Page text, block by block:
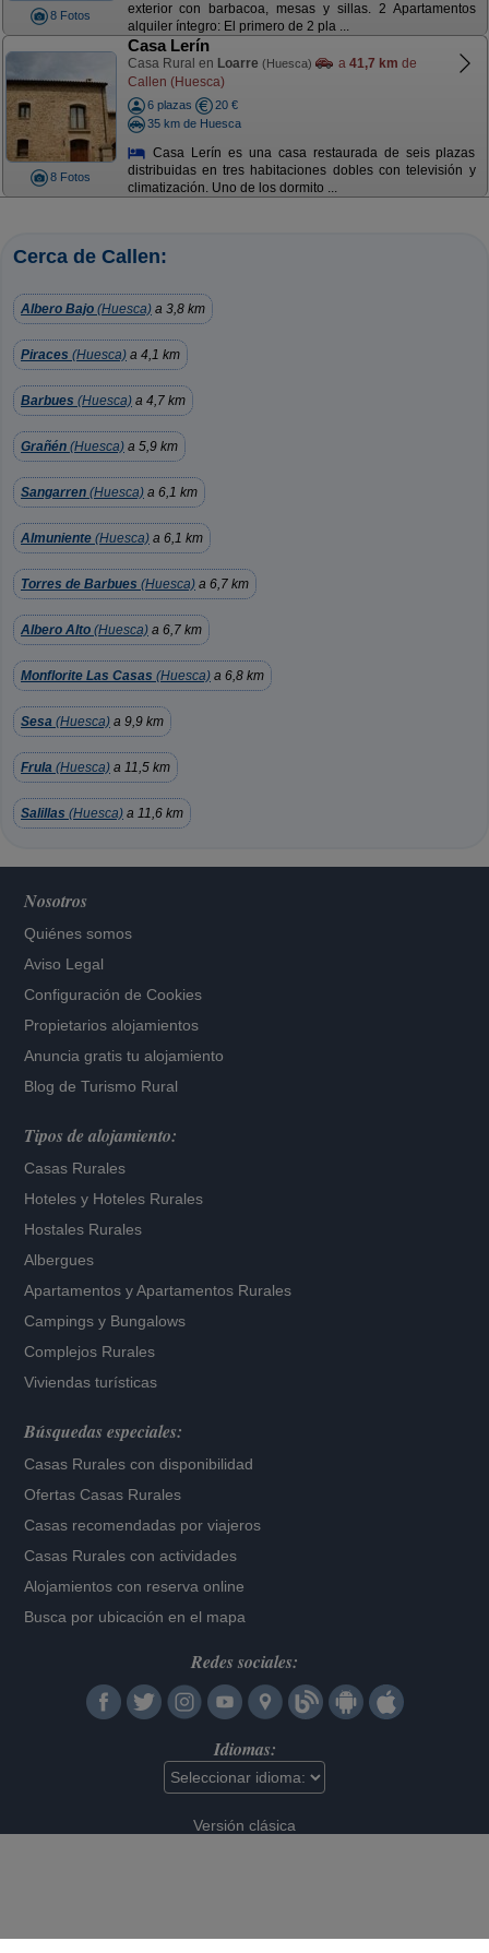
8 Fotos
exterior con barbacoa, mesas y sillas. 2 Apartamentos
alquiler íntegro: El primero de 2 pla ...
8 Fotos
Casa Lerín
Casa Rural en Loarre (Huesca) a 41,7 km de
Callen (Huesca)
6 plazas
20 €
35 km de Huesca
Casa Lerín es una casa restaurada de seis plazas
distribuidas en tres habitaciones dobles con televisión y
climatización. Uno de los dormito ...
Cerca de Callen:
Albero Bajo (Huesca) a 3,8 km
Piraces (Huesca) a 4,1 km
Barbues (Huesca) a 4,7 km
Grañén (Huesca) a 5,9 km
Sangarren (Huesca) a 6,1 km
Almuniente (Huesca) a 6,1 km
Torres de Barbues (Huesca) a 6,7 km
Albero Alto (Huesca) a 6,7 km
Monflorite Las Casas (Huesca) a 6,8 km
Sesa (Huesca) a 9,9 km
Frula (Huesca) a 11,5 km
Salillas (Huesca) a 11,6 km
Nosotros
Quiénes somos
Aviso Legal
Configuración de Cookies
Propietarios alojamientos
Anuncia gratis tu alojamiento
Blog de Turismo Rural
Tipos de alojamiento:
Casas Rurales
Hoteles y Hoteles Rurales
Hostales Rurales
Albergues
Apartamentos yApartamentos Rurales
Campings y Bungalows
Complejos Rurales
Viviendas turísticas
Búsquedas especiales:
Casas Rurales con disponibilidad
Ofertas Casas Rurales
Casas recomendadas por viajeros
Casas Rurales con actividades
Alojamientos con reserva online
Busca por ubicación en el mapa
Redes sociales:
Idiomas:
Versión clásica